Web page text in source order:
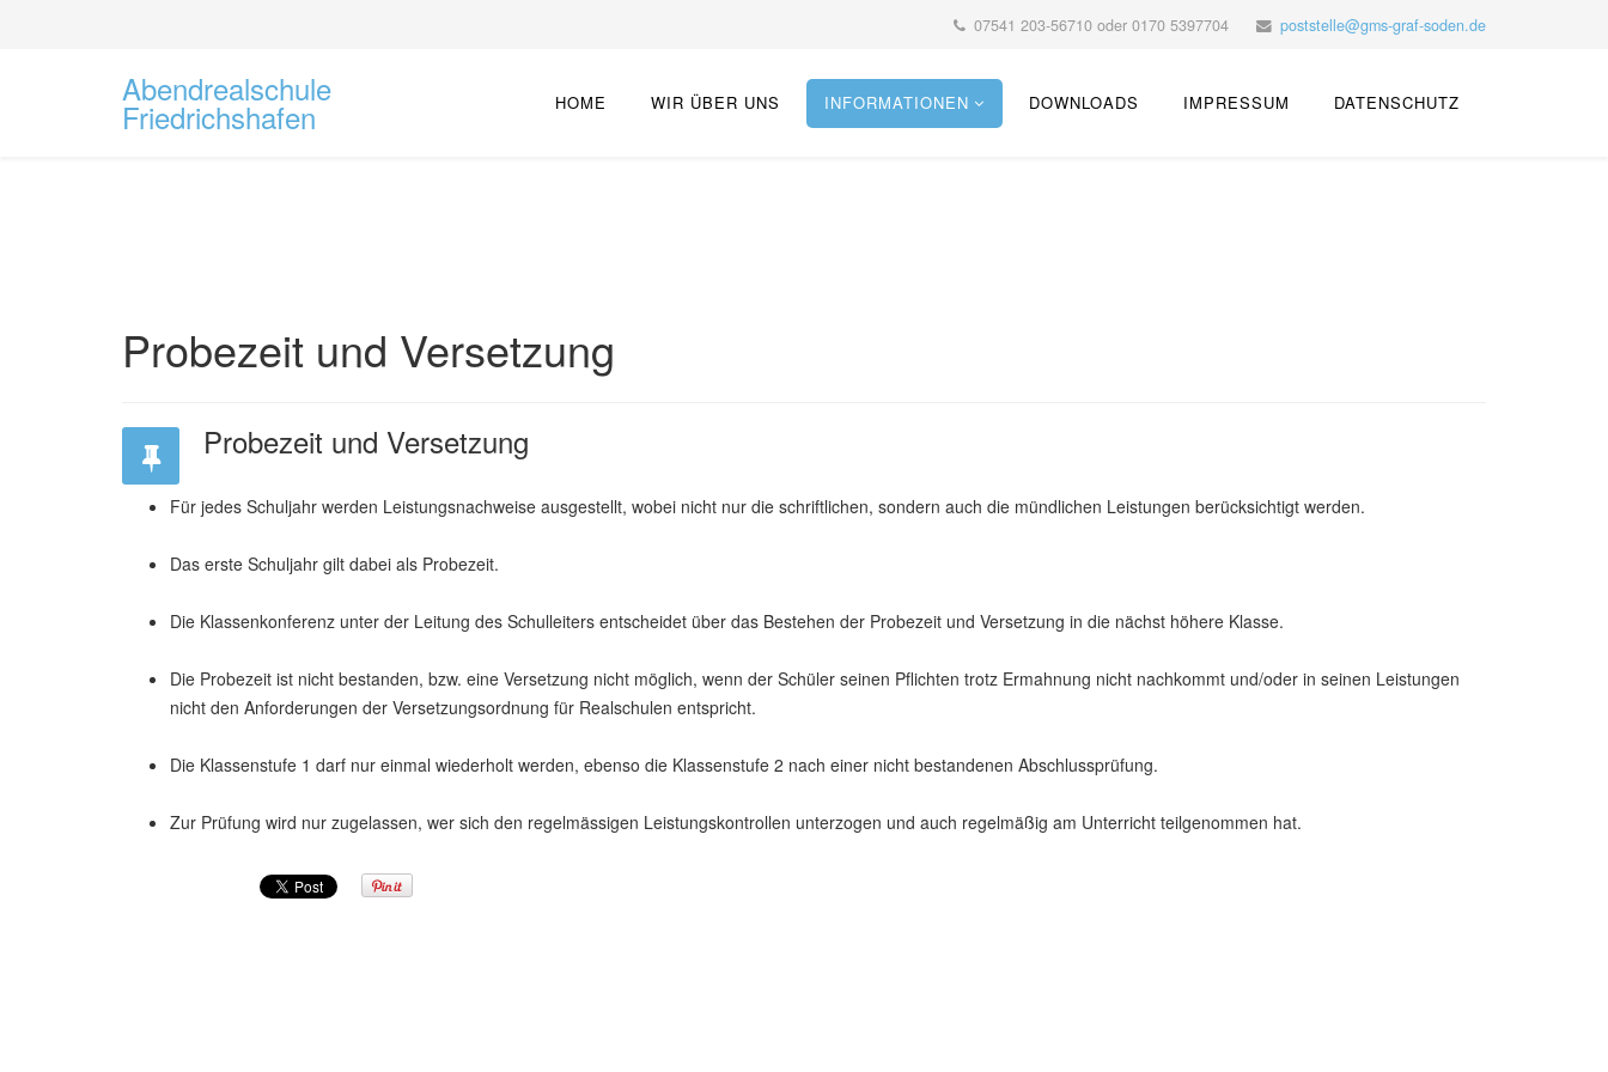
07541 203-56710 oder ‭0170 5397704‬ poststelle@gms-graf-soden.de
Abendrealschule
Friedrichshafen HOME WIR ÜBER UNS INFORMATIONEN DOWNLOADS IMPRESSUM DATENSCHUTZ
Probezeit und Versetzung
Probezeit und Versetzung
Für jedes Schuljahr werden Leistungsnachweise ausgestellt, wobei nicht nur die schriftlichen, sondern auch die mündlichen Leistungen berücksichtigt werden.
Das erste Schuljahr gilt dabei als Probezeit.
Die Klassenkonferenz unter der Leitung des Schulleiters entscheidet über das Bestehen der Probezeit und Versetzung in die nächst höhere Klasse.
Die Probezeit ist nicht bestanden, bzw. eine Versetzung nicht möglich, wenn der Schüler seinen Pflichten trotz Ermahnung nicht nachkommt und/oder in seinen Leistungen
nicht den Anforderungen der Versetzungsordnung für Realschulen entspricht.
Die Klassenstufe 1 darf nur einmal wiederholt werden, ebenso die Klassenstufe 2 nach einer nicht bestandenen Abschlussprüfung.
Zur Prüfung wird nur zugelassen, wer sich den regelmässigen Leistungskontrollen unterzogen und auch regelmäßig am Unterricht teilgenommen hat.